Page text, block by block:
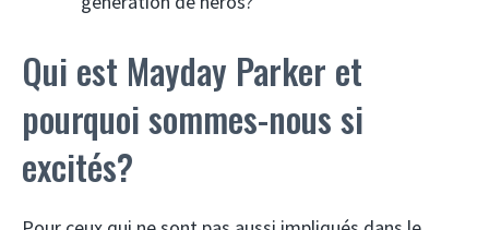
Qui est Mayday Parker et
pourquoi sommes-nous si
excités?